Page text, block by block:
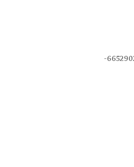
هذه الخدمات والفعاليات متوفرة لكل الأمهات قبل الولادة وبعدها، بامكانك التواصل معنا على هاتف : 6652902-